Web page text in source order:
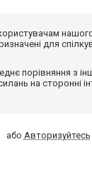
для
порівняння з
на сторонні
або Авторизуйтесь